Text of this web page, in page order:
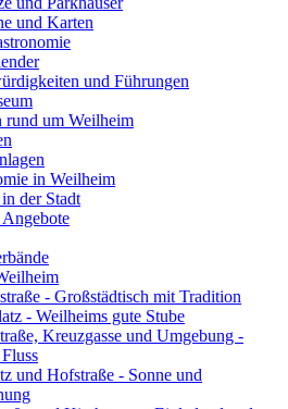
und Karten
und Führungen
rund um Weilheim
in Weilheim
der Stadt
Angebote
- Großstädtisch mit Tradition
- Weilheims gute Stube
Kreuzgasse und Umgebung -
und Hofstraße - Sonne und